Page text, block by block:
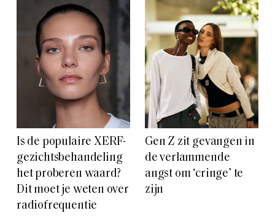
Is de populaire XERF-
gezichtsbehandeling
het proberen waard?
Dit moet je weten over
radiofrequentie
Gen Z zit gevangen in
de verlammende
angst om ‘cringe’ te
zijn